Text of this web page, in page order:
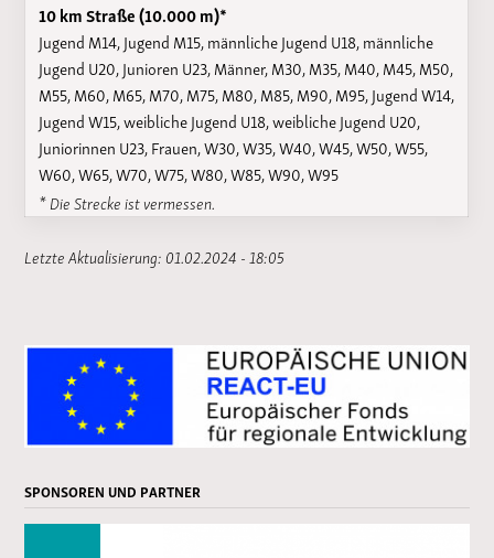
10 km Straße (10.000 m)*
Jugend M14, Jugend M15, männliche Jugend U18, männliche
Jugend U20, Junioren U23, Männer, M30, M35, M40, M45, M50,
M55, M60, M65, M70, M75, M80, M85, M90, M95, Jugend W14,
Jugend W15, weibliche Jugend U18, weibliche Jugend U20,
Juniorinnen U23, Frauen, W30, W35, W40, W45, W50, W55,
W60, W65, W70, W75, W80, W85, W90, W95
* Die Strecke ist vermessen.
Letzte Aktualisierung: 01.02.2024 - 18:05
SPONSOREN UND PARTNER